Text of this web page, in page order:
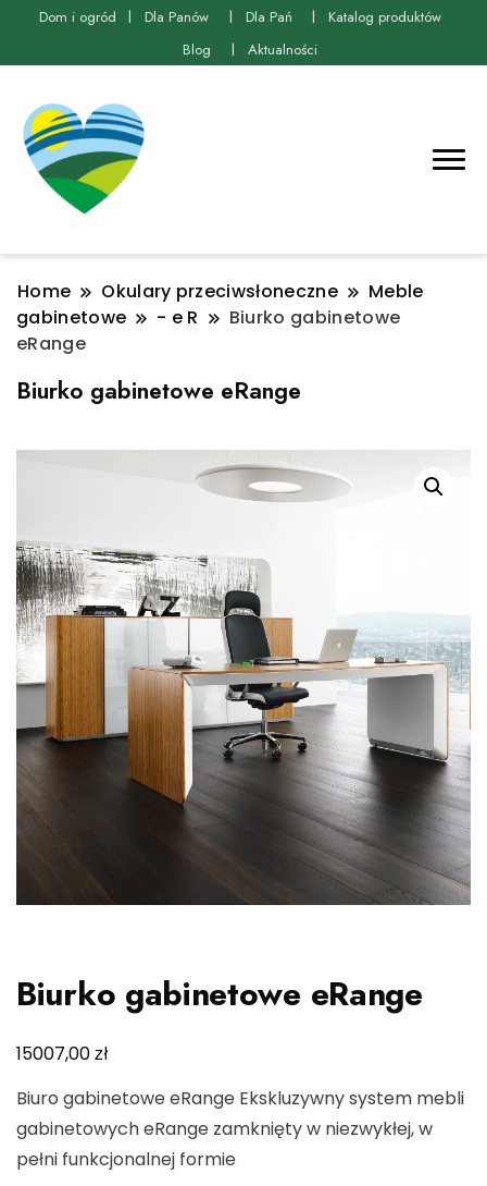
Dom i ogród Dla Panów Dla Pań
Katalog produktów
Blog
Aktualności
Home Okulary przeciwsłoneczne
Meble
gabinetowe
- e R
Biurko gabinetowe
eRange
Biurko gabinetowe eRange
Biurko gabinetowe eRange
15007,00zł
Biuro gabinetowe eRange Ekskluzywny system mebli
gabinetowych eRange zamknięty w niezwykłej, w
pełni funkcjonalnej formie